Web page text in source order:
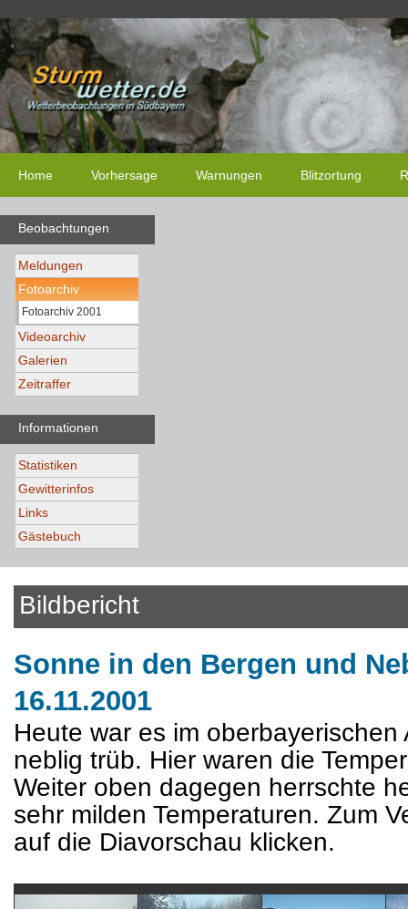
Home Vorhersage Warnungen Blitzortung
Beobachtungen
Meldungen
Fotoarchiv
Fotoarchiv 2001
Videoarchiv
Galerien
Zeitraffer
Informationen
Statistiken
Gewitterinfos
Links
Gästebuch
Bildbericht
Sonne in den Bergen und
16.11.2001
Heute war es im
neblig trüb. Hier waren die
Weiter oben dagegen herrschte
sehr milden Temperaturen. Zum
auf die Diavorschau klicken.